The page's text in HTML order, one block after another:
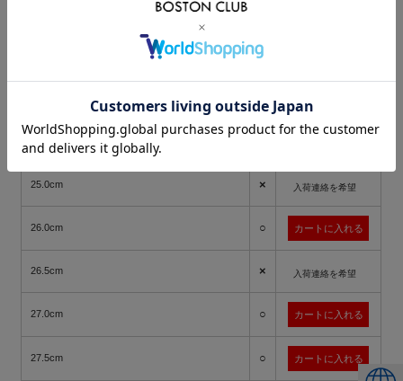
○
○
24.5cm
25.0cm × 入荷連絡を希望
26.0cm ○
26.5cm × 入荷連絡を希望
27.0cm ○
27.5cm ○